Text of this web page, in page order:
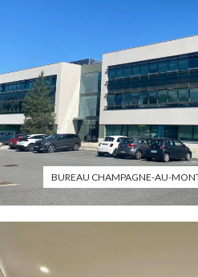
BUREAU CHAMPAGNE-AU-